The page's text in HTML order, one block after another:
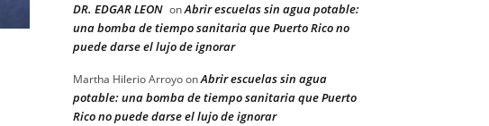
DR. EDGAR LEON onAbrir escuelas sin agua potable:
una bomba de tiempo sanitaria que Puerto Rico no
puede darse el lujo de ignorar
Martha Hilerio ArroyoonAbrir escuelas sin agua
potable: una bomba de tiempo sanitaria que Puerto
Rico no puede darse el lujo de ignorar